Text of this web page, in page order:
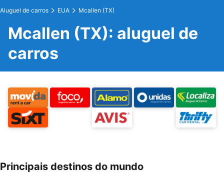
Aluguel de carros EUA Mcallen (TX)
Mcallen (TX): aluguel de
carros
Principais destinos do mundo